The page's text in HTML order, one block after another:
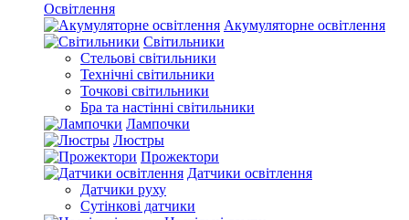
Освітлення
Акумуляторне освітлення
Світильники
Стельові світильники
Технічні світильники
Точкові світильники
Бра та настінні світильники
Лампочки
Люстры
Прожектори
Датчики освітлення
Датчики руху
Сутінкові датчики